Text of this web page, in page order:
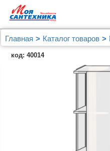
Главная Каталог товаров
Шкафы - пеналы
Шкаф-пенал Jacob
код: 40014